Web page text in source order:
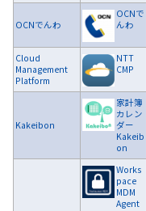
OCNでんわ
OCNで
んわ
Cloud
Management
Platform
NTT
CMP
Kakeibon
家計簿
カレン
ダー
Kakeib
on
Works
pace
MDM
Agent